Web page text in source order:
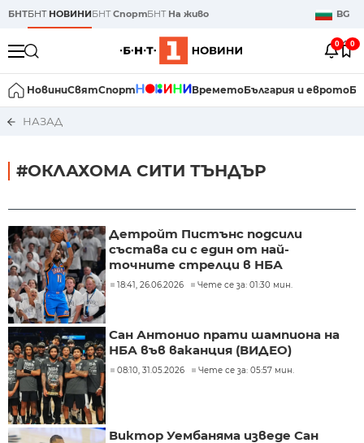
БНТБНТ НОВИНИБНТСпортБНТ На живо BG
0 0
НовиниСвятСпорт ВреметоБългария и еврото
НАЗАД
#ОКЛАХОМА СИТИ ТЪНДЪР
Детройт Пистънс подсили
състава си с един от най-
точните стрелци в НБА
18:41, 26.06.2026 Чете се за: 01:30 мин.
Сан Антонио прати шампиона на
НБА във ваканция (ВИДЕО)
08:10, 31.05.2026 Чете се за: 05:57 мин.
Виктор Уембаняма изведе Сан